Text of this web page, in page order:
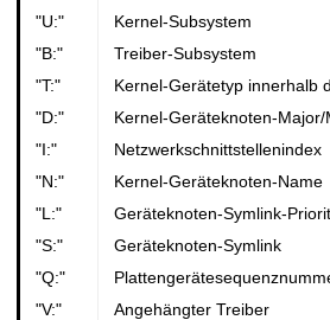
"U:"
Kernel-Subsystem
"B:"
Treiber-Subsystem
"T:"
Kernel-Gerätetyp innerhalb
"D:"
Kernel-Geräteknoten-Major/
"I:"
Netzwerkschnittstellenindex
"N:"
Kernel-Geräteknoten-Name
"L:"
Geräteknoten-Symlink-
"S:"
Geräteknoten-Symlink
"Q:"
"V:"
Angehängter Treiber